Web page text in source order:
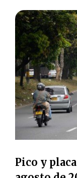
Pico y